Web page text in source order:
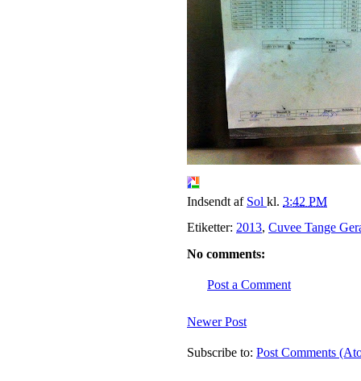
Indsendt af Sol kl. 3:42 PM
Etiketter: 2013, Cuvee Tange
No comments:
Post a Comment
Newer Post
Subscribe to: Post Comments